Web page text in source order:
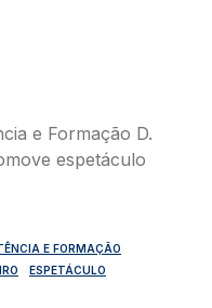
E FORMAÇÃO
ESPETÁCULO